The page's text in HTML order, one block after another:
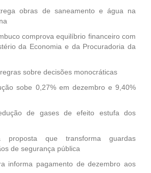
obras de saneamento e água na
comprova equilíbrio financeiro com
da Economia e da Procuradoria da
sobre decisões monocráticas
sobe 0,27% em dezembro e 9,40%
de gases de efeito estufa dos
proposta que transforma guardas
de segurança pública
informa pagamento de dezembro aos